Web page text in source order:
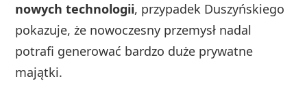
nowych technologii, przypadek Duszyńskiego
pokazuje, że nowoczesny przemysł nadal
potrafi generować bardzo duże prywatne
majątki.